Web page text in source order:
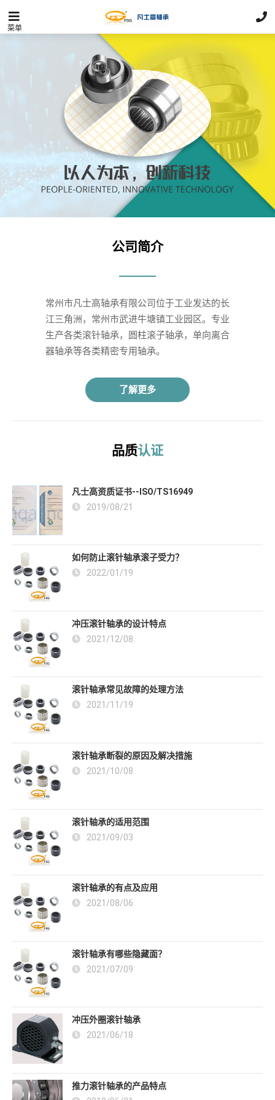
菜单
公司简介
常州市凡士高轴承有限公司位于工业发达的长
江三角洲，常州市武进牛塘镇工业园区。专业
生产各类滚针轴承，圆柱滚子轴承，单向离合
器轴承等各类精密专用轴承。
了解更多
品质认证
凡士高资质证书--ISO/TS16949
2019/08/21
如何防止滚针轴承滚子受力？
2022/01/19
冲压滚针轴承的设计特点
2021/12/08
滚针轴承常见故障的处理方法
2021/11/19
滚针轴承断裂的原因及解决措施
2021/10/08
滚针轴承的适用范围
2021/09/03
滚针轴承的有点及应用
2021/08/06
滚针轴承有哪些隐藏面？
2021/07/09
冲压外圈滚针轴承
2021/06/18
推力滚针轴承的产品特点